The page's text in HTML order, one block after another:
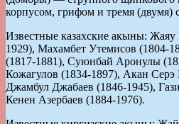
корпусом, грифом и тремя (двумя)
Известные казахские акыны:
1929), Махамбет Утемисов (1804-
(1817-1881), Суюнбай Аронулы
Кожагулов (1834-1897), Акан Серэ
Джамбул Джабаев (1846-1945),
Кенен Азербаев (1884-1976).